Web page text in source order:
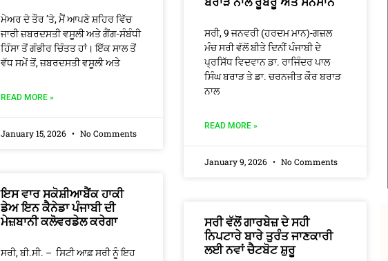
ਮੇਅਰ ਦੇ ਤੌਰ ’ਤੇ, ਮੈਂ ਆਪਣੇ ਸ਼ਹਿਰ ਵਿੱਚ
ਜਾਰੀ ਜ਼ਬਰਦਸਤੀ ਵਸੂਲੀ ਅਤੇ ਗੈਂਗ-ਸੰਬੰਧੀ
ਹਿੰਸਾ ਤੋਂ ਗੰਭੀਰ ਚਿੰਤਤ ਹਾਂ। ਇੱਕ ਸਾਲ ਤੋਂ
ਵੱਧ ਸਮੇਂ ਤੋਂ, ਜ਼ਬਰਦਸਤੀ ਵਸੂਲੀ ਅਤੇ
READ MORE »
January 15, 2026 No Comments
ਸਰੀ, 9 ਜਨਵਰੀ (ਹਰਦਮ ਮਾਨ)-ਗਜ਼ਲ
ਮੰਚ ਸਰੀ ਵੱਲੋਂ ਬੀਤੇ ਦਿਨੀਂ ਪੰਜਾਬੀ ਦੇ
ਪ੍ਰਸਿੱਧ ਵਿਦਵਾਨ ਡਾ. ਰਾਜਿੰਦਰ ਪਾਲ
ਸਿੰਘ ਬਰਾੜ ਤੇ ਡਾ. ਚਰਨਜੀਤ ਕੌਰ ਬਰਾੜ
ਨਾਲ
READ MORE »
January 9, 2026 No Comments
ਇਸ ਵਾਰ ਸਕੋਸ਼ੀਆਬੈਂਕ ਹਾਕੀ
ਡੇਅ ਇਨ ਕੈਨੇਡਾ ਪੰਜਾਬੀ ਦੀ
ਮੇਜ਼ਬਾਨੀ ਕਲੋਵਰਡੇਲ ਕਰੇਗਾ
ਸਰੀ, ਬੀ.ਸੀ. – ਸਿਟੀ ਆਫ਼ ਸਰੀ ਨੂੰ ਇਹ
ਸਰੀ ਵੱਲੋਂ ਗਾਰਬੇਜ਼ ਦੇ ਸਹੀ
ਨਿਪਟਾਰੇ ਬਾਰੇ ਤੁਰੰਤ ਜਾਣਕਾਰੀ
ਲਈ ਨਵਾਂ ਚੈਟਬੋਟ ਸ਼ੁਰੂ